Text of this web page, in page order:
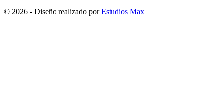
© 2026 - Diseño realizado porEstudios Max